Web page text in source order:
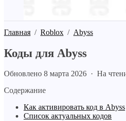
Главная / Roblox / Abyss
Коды для Abyss
Обновлено 8 марта 2026 · На
Содержание
Как активировать код в Abyss
Список актуальных кодов